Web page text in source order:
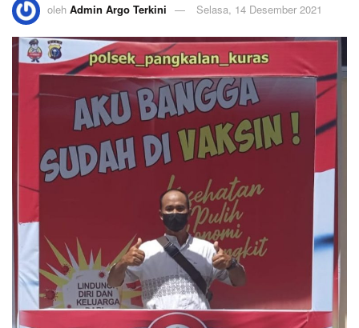
oleh Admin Argo Terkini Selasa, 14 Desember 2021